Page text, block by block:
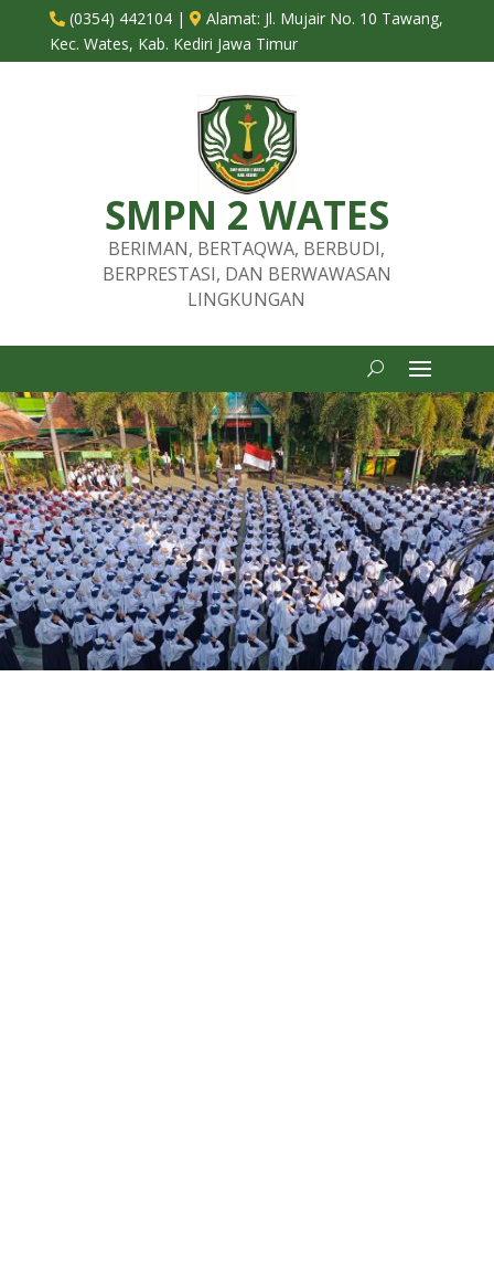
 (0354) 442104|  Alamat: Jl. Mujair No. 10 Tawang,
Kec. Wates, Kab. Kediri Jawa Timur
SMPN 2 WATES
BERIMAN, BERTAQWA, BERBUDI,
BERPRESTASI, DAN BERWAWASAN
LINGKUNGAN